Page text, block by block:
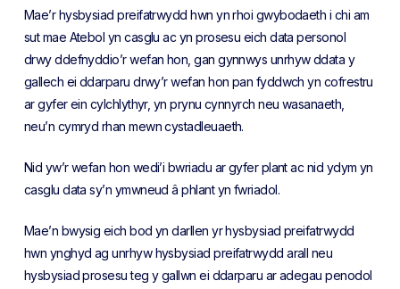
Mae’r hysbysiad preifatrwydd hwn yn rhoi gwybodaeth i chi am
sut mae Atebol yn casglu ac yn prosesu eich data personol
drwy ddefnyddio’r wefan hon, gan gynnwys unrhyw ddata y
gallech ei ddarparu drwy’r wefan hon pan fyddwch yn cofrestru
ar gyfer ein cylchlythyr, yn prynu cynnyrch neu wasanaeth,
neu’n cymryd rhan mewn cystadleuaeth.
Nid yw’r wefan hon wedi’i bwriadu ar gyfer plant ac nid ydym yn
casglu data sy’n ymwneud â phlant yn fwriadol.
Mae’n bwysig eich bod yn darllen yr hysbysiad preifatrwydd
hwn ynghyd ag unrhyw hysbysiad preifatrwydd arall neu
hysbysiad prosesu teg y gallwn ei ddarparu ar adegau penodol